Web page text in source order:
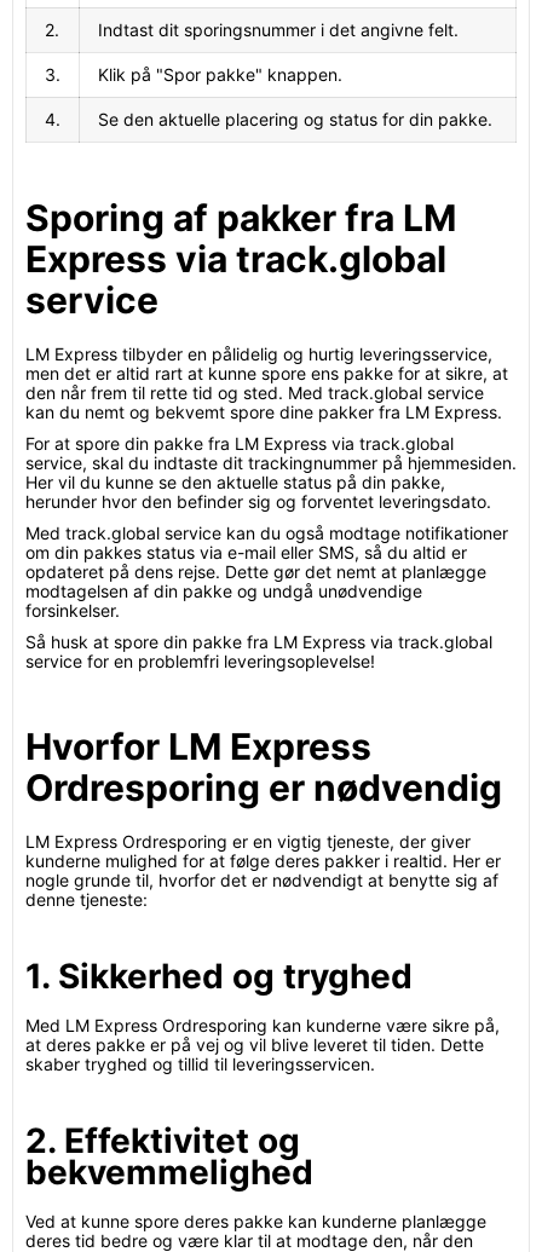
2. Indtast dit sporingsnummer i det angivne felt.
3. Klik på "Spor pakke" knappen.
4. Se den aktuelle placering og status for din pakke.
Sporing af pakker fra LM
Express via track.global
service
LM Express tilbyder en pålidelig og hurtig leveringsservice,
men det er altid rart at kunne spore ens pakke for at sikre, at
den når frem til rette tid og sted. Med track.global service
kan du nemt og bekvemt spore dine pakker fra LM Express.
For at spore din pakke fra LM Express via track.global
service, skal du indtaste dit trackingnummer på hjemmesiden.
Her vil du kunne se den aktuelle status på din pakke,
herunder hvor den befinder sig og forventet leveringsdato.
Med track.global service kan du også modtage notifikationer
om din pakkes status via e-mail eller SMS, så du altid er
opdateret på dens rejse. Dette gør det nemt at planlægge
modtagelsen af din pakke og undgå unødvendige
forsinkelser.
Så husk at spore din pakke fra LM Express via track.global
service for en problemfri leveringsoplevelse!
Hvorfor LM Express
Ordresporing er nødvendig
LM Express Ordresporing er en vigtig tjeneste, der giver
kunderne mulighed for at følge deres pakker i realtid. Her er
nogle grunde til, hvorfor det er nødvendigt at benytte sig af
denne tjeneste:
1. Sikkerhed og tryghed
Med LM Express Ordresporing kan kunderne være sikre på,
at deres pakke er på vej og vil blive leveret til tiden. Dette
skaber tryghed og tillid til leveringsservicen.
2. Effektivitet og
bekvemmelighed
Ved at kunne spore deres pakke kan kunderne planlægge
deres tid bedre og være klar til at modtage den, når den